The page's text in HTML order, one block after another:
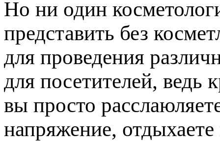
Но ни один
представить без
для проведения
для посетителей, ведь
вы просто
напряжение,